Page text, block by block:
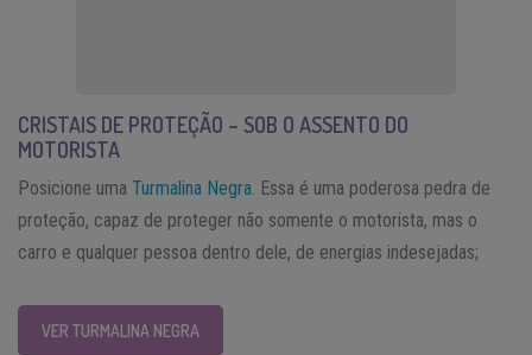
CRISTAIS DE PROTEÇÃO – SOB O ASSENTO DO
MOTORISTA
Posicione uma Turmalina Negra . Essa é uma poderosa pedra de
proteção, capaz de proteger não somente o motorista, mas o
carro e qualquer pessoa dentro dele, de energias indesejadas;
VER TURMALINA NEGRA